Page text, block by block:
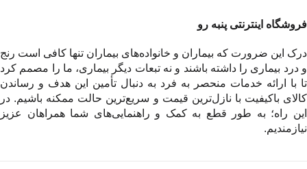
فروشگاه اینترنتی پنبه رو
درک این ضرورت که بیماران و خانواده‌های بیماران تنها کافی است رنج
و درد بیماری را داشته باشند و نه تبعات دیگر بیماری، ما را مصمم کرد
تا با ارائه خدمات منحصر به فرد به دنبال تأمین این هدف و رساندن
کالای باکیفیت با نازل‌ترین قیمت و سریع‌ترین حالت ممکنه باشیم. در
این راه؛ به طور قطع به کمک و راهنمایی‌های شما همراهان عزیز
نیازمندیم.